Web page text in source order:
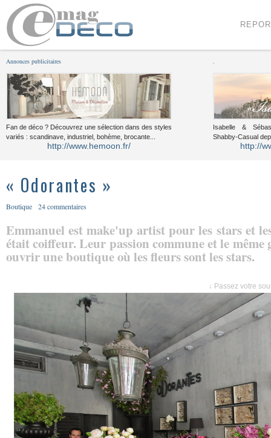
Annonces publicitaires
Fan de déco ? Découvrez une sélection dans des styles
variés : scandinave, industriel, bohème, brocante...
http://www.hemoon.fr/
Isabelle &
Shabby-Casual
http://
« Odorantes »
Boutique 24 commentaires
Emmanuel est make'up artist pour les stars et
était coiffeur. Leur passion commune et le même
ouvrir une boutique où les fleurs sont les stars.
↓ Passez votre